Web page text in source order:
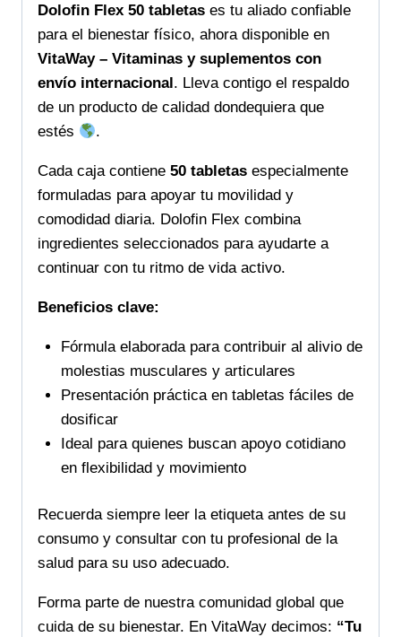
VitaWay
camino
hacia
salud
en
cualquier
lugar
del
mundo
Dolofin Flex 50 tabletas es tu aliado confiable
para el bienestar físico, ahora disponible en
VitaWay – Vitaminas y suplementos con
envío internacional. Lleva contigo el respaldo
de un producto de calidad dondequiera que
estés
.
Cada caja contiene 50 tabletas especialmente
formuladas para apoyar tu movilidad y
comodidad diaria. Dolofin Flex combina
ingredientes seleccionados para ayudarte a
continuar con tu ritmo de vida activo.
Beneficios clave:
Fórmula elaborada para contribuir al alivio de
molestias musculares y articulares
Presentación práctica en tabletas fáciles de
dosificar
Ideal para quienes buscan apoyo cotidiano
en flexibilidad y movimiento
Recuerda siempre leer la etiqueta antes de su
consumo y consultar con tu profesional de la
salud para su uso adecuado.
Forma parte de nuestra comunidad global que
cuida de su bienestar. En VitaWay decimos: “Tu